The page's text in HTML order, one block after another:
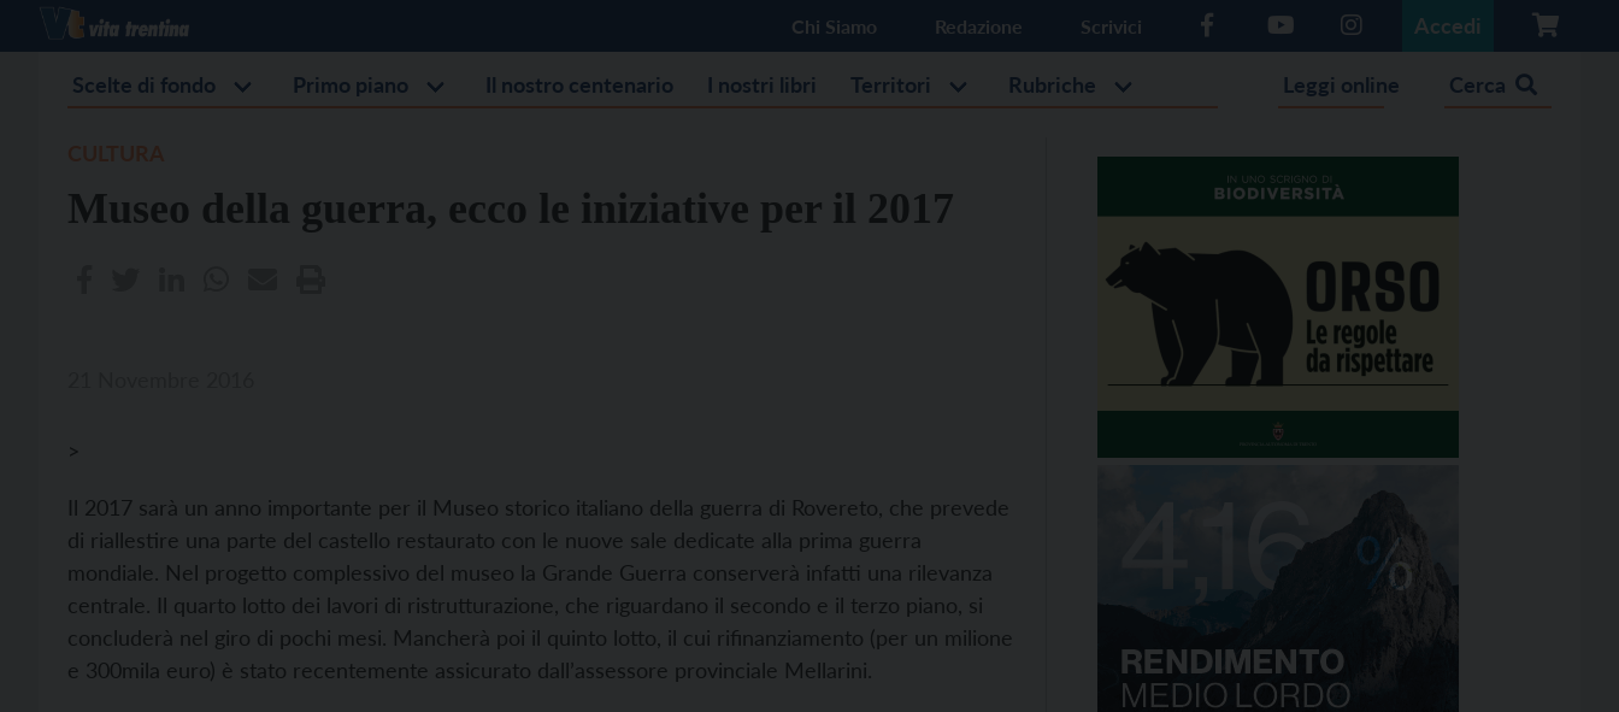
Chi Siamo Redazione Scrivici Accedi
Scelte di fondo Primo piano Il nostro centenario I nostri libri Territori Rubriche Leggi online Cerca
Museo della guerra, ecco le iniziative per il 2017
>
Il 2017 sarà un anno importante per il Museo storico italiano della guerra di Rovereto, che prevede
di riallestire una parte del castello restaurato con le nuove sale dedicate alla prima guerra
mondiale. Nel progetto complessivo del museo la Grande Guerra conserverà infatti una rilevanza
centrale. Il quarto lotto dei lavori di ristrutturazione, che riguardano il secondo e il terzo piano, si
concluderà nel giro di pochi mesi. Mancherà poi il quinto lotto, il cui rifinanziamento (per un milione
e 300mila euro) è stato recentemente assicurato dall’assessore provinciale Mellarini.